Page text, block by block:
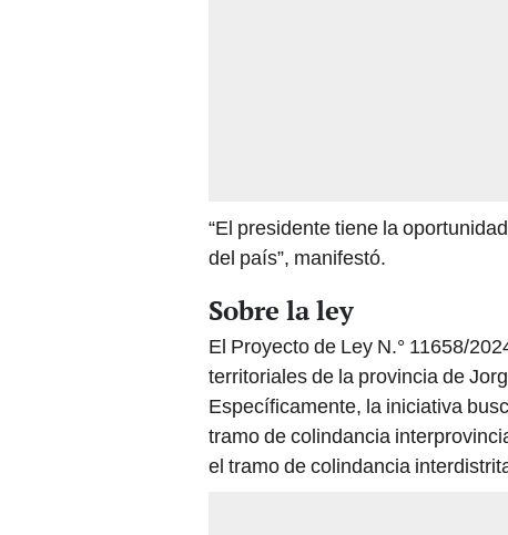
“El presidente tiene la
del país”, manifestó.
Sobre la ley
El Proyecto de Ley N.° 11658/
territoriales de la provincia de
Específicamente, la iniciativa
tramo de colindancia
el tramo de colindancia